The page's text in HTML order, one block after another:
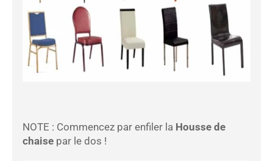
NOTE : Commencez par enfiler la Housse de
chaise par le dos !